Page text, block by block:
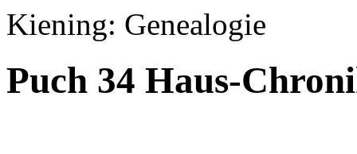
Kiening: Genealogie
Puch 34 Haus-